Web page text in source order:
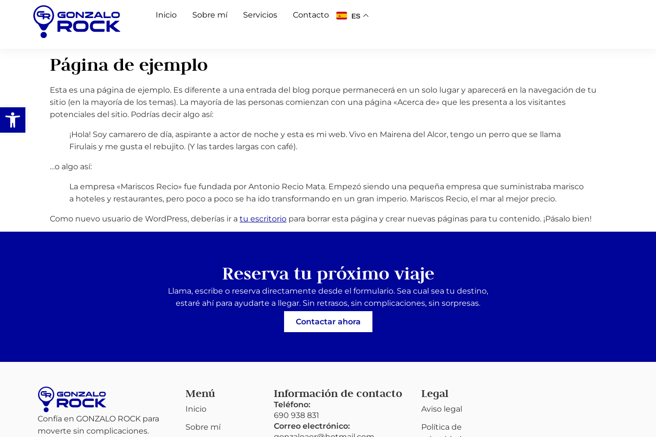
Abrir barra de herramientas
Inicio Sobre mí Servicios Contacto ES
Página de ejemplo
Esta es una página de ejemplo. Es diferente a una entrada del blog porque permanecerá en un solo lugar y aparecerá en la navegación de tu
sitio (en la mayoría de los temas). La mayoría de las personas comienzan con una página «Acerca de» que les presenta a los visitantes
potenciales del sitio. Podrías decir algo así:
¡Hola! Soy camarero de día, aspirante a actor de noche y esta es mi web. Vivo en Mairena del Alcor, tengo un perro que se llama
Firulais y me gusta el rebujito. (Y las tardes largas con café).
…o algo así:
La empresa «Mariscos Recio» fue fundada por Antonio Recio Mata. Empezó siendo una pequeña empresa que suministraba marisco
a hoteles y restaurantes, pero poco a poco se ha ido transformando en un gran imperio. Mariscos Recio, el mar al mejor precio.
Como nuevo usuario de WordPress, deberías ir a tu escritorio para borrar esta página y crear nuevas páginas para tu contenido. ¡Pásalo bien!
Reserva tu próximo viaje
Llama, escribe o reserva directamente desde el formulario. Sea cual sea tu destino,
estaré ahí para ayudarte a llegar. Sin retrasos, sin complicaciones, sin sorpresas.
Contactar ahora
Confía en GONZALO ROCK para
moverte sin complicaciones.
Menú
Inicio
Sobre mí
Información de contacto
Teléfono:
690 938 831
Correo electrónico:
Legal
Aviso legal
Política de